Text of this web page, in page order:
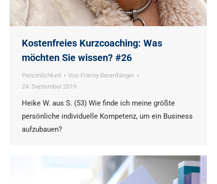
Kostenfreies Kurzcoaching: Was
möchten Sie wissen? #26
Persönlichkeit Von Franny Berenfänger
24. September 2019
Heike W. aus S. (53) Wie finde ich meine größte
persönliche individuelle Kompetenz, um ein Business
aufzubauen?